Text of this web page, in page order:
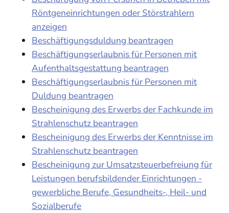
Röntgeneinrichtungen oder Störstrahlern
anzeigen
Beschäftigungsduldung beantragen
Beschäftigungserlaubnis für Personen mit
Aufenthaltsgestattung beantragen
Beschäftigungserlaubnis für Personen mit
Duldung beantragen
Bescheinigung des Erwerbs der Fachkunde im
Strahlenschutz beantragen
Bescheinigung des Erwerbs der Kenntnisse im
Strahlenschutz beantragen
Bescheinigung zur Umsatzsteuerbefreiung für
Leistungen berufsbildender Einrichtungen -
gewerbliche Berufe, Gesundheits-, Heil- und
Sozialberufe